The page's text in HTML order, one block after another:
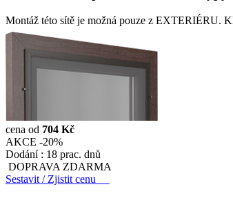
Montáž této sítě je možná pouze z EXTERIÉRU.
cena od 704 Kč
AKCE -20%
Dodání : 18 prac. dnů
DOPRAVA ZDARMA
Sestavit / Zjistit cenu